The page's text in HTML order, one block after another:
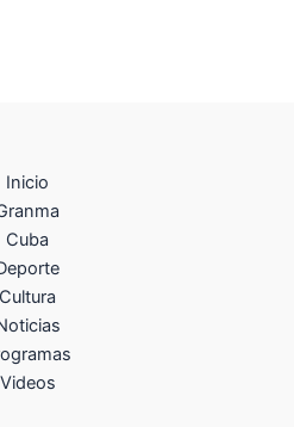
Inicio
Cuba
Cultura
Videos